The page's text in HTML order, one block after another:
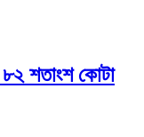
৮২ শতাংশ কোটা